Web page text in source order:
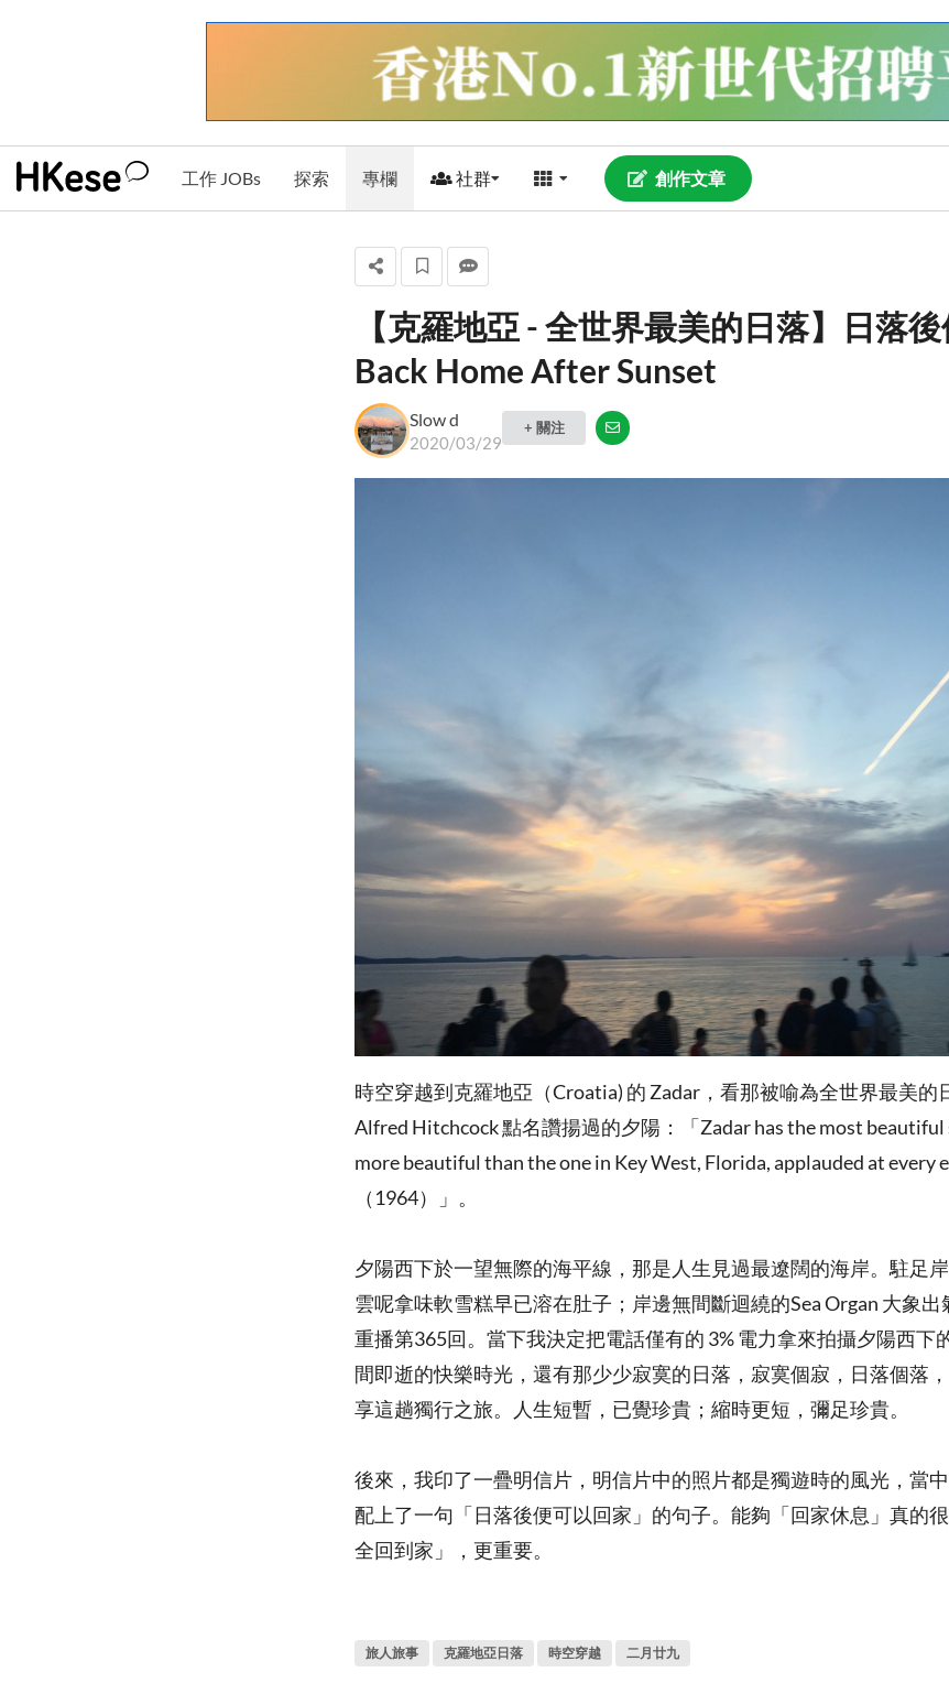
工作 JOBs 探索 專欄 社群 創作文章
【克羅地亞 - 全世界最美的日落】日落
Back Home After Sunset
Slow d
2020/03/29
+ 關注
時空穿越到克羅地亞（Croatia) 的 Zadar，看那被喻為全世界最美的
Alfred Hitchcock 點名讚揚過的夕陽： 「Zadar has the most
more beautiful than the one in Key West, Florida, applauded at every
（1964）」。
夕陽西下於一望無際的海平線，那是人生見過最遼闊的海岸。駐足
雲呢拿味軟雪糕早已溶在肚子；岸邊無間斷迴繞的Sea Organ 大象
重播第365回。當下我決定把電話僅有的 3% 電力拿來拍攝夕陽西下
間即逝的快樂時光，還有那少少寂寞的日落，寂寞個寂，日落個落
享這趟獨行之旅。 人生短暫，已覺珍貴；縮時更短，彌足珍貴。
後來，我印了一疊明信片，明信片中的照片都是獨遊時的風光，當
配上了一句「日落後便可以回家」的句子。能夠「回家休息」真的
全回到家」，更重要。
旅人旅事 克羅地亞日落 時空穿越 二月廿九